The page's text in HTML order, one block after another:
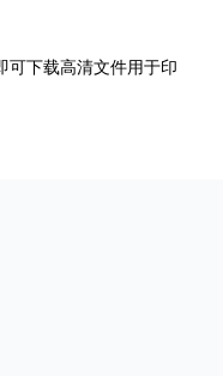
可下载高清文件用于印